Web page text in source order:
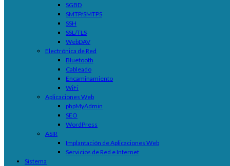
SGBD
SMTP/SMTPS
SSH
SSL/TLS
WebDAV
Electrónica de Red
Bluetooth
Cableado
Encaminamiento
WiFi
Aplicaciones Web
phpMyAdmin
SEO
WordPress
ASIR
Implantación de Aplicaciones Web
Servicios de Red e Internet
Sistema